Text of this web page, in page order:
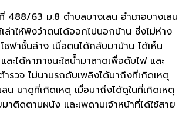
488/63 ม.8 ตำบลบางเลน อำเภอบางเลน
าให้ฟังว่าตนได้ออกไปนอกบ้าน ซึ่งไม่ห่าง
ฟาชั้นล่าง เมื่อตนได้กลับมาบ้าน ได้เห็น
ได้หาภาชนะใสน้ำมาสาดเพื่อดับไฟ และ
รวจ ไม่นานรถดับเพลิงได้มาถึงที่เกิดเหตุ
มาดูที่เกิดเหตุ เมื่อมาถึงได้ดูในที่เกิดเหตุ
าติดตามผนัง และเพดานเจ้าหน้าที่ได้ใช้สาย